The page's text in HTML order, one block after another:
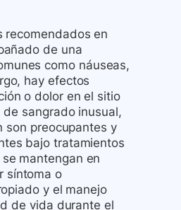
recomendados en
de una
como náuseas,
hay efectos
o dolor en el sitio
sangrado inusual,
son preocupantes y
bajo tratamientos
mantengan en
síntoma o
y el manejo
de vida durante el